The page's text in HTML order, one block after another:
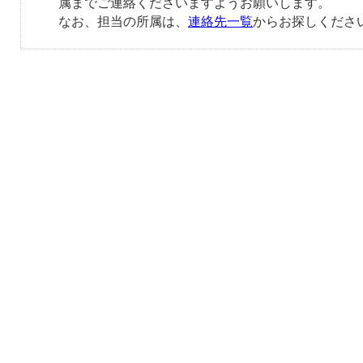
属までご連絡くださいますようお願いします。
なお、担当の所属は、 連絡先一覧からお探しくださ